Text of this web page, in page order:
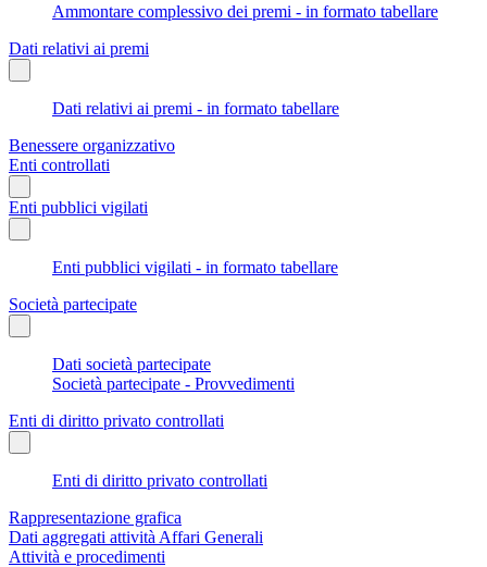
Ammontare complessivo dei premi - in formato tabellare
Dati relativi ai premi
Dati relativi ai premi - in formato tabellare
Benessere organizzativo
Enti controllati
Enti pubblici vigilati
Enti pubblici vigilati - in formato tabellare
Società partecipate
Dati società partecipate
Società partecipate - Provvedimenti
Enti di diritto privato controllati
Enti di diritto privato controllati
Rappresentazione grafica
Dati aggregati attività Affari Generali
Attività e procedimenti